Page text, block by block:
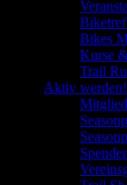
Bikes
Kurse
Trail
Aktiv werden!